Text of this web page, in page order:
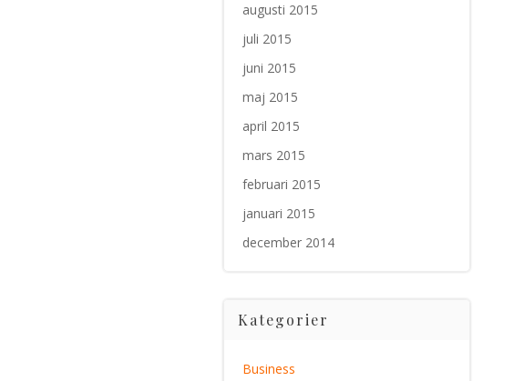
augusti 2015
juli 2015
juni 2015
maj 2015
april 2015
mars 2015
februari 2015
januari 2015
december 2014
Kategorier
Business